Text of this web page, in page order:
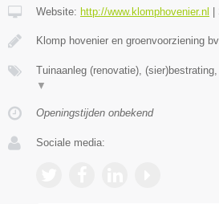
Website: http://www.klomphovenier.nl
Klomp hovenier en groenvoorziening
Tuinaanleg (renovatie),
▼
Openingstijden onbekend
Sociale media: